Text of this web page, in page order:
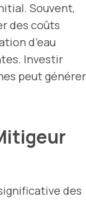
Souvent,
des coûts
d’eau
Investir
peut générer
des